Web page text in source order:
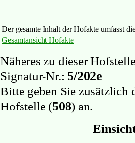
Der gesamte Inhalt der Hofakte umfasst
Gesamtansicht Hofakte
Näheres zu dieser
Signatur-Nr.: 5/202e
Bitte geben Sie zusätzlich
Hofstelle (508) an.